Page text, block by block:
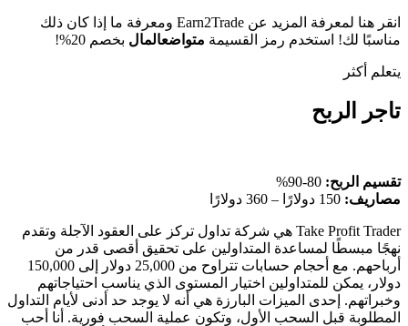
انقر هنا لمعرفة المزيد عن Earn2Trade ومعرفة ما إذا كان ذلك
مناسبًا لك! استخدم رمز القسيمة متواضعالمال بخصم 20%!
يتعلم أكثر
تاجر الربح
تقسيم الربح:
مصاريف:
Take Profit Trader هي شركة تداول تركز على العقود الآجلة وتقدم
نهجًا مبسطًا لمساعدة المتداولين على تحقيق أقصى قدر من
أرباحهم. مع أحجام حسابات تتراوح من 25,000 دولار إلى 150,000
دولار، يمكن للمتداولين اختيار المستوى الذي يناسب احتياجاتهم
وخبراتهم. إحدى الميزات البارزة هي أنه لا يوجد حد أدنى لأيام التداول
المطلوبة قبل السحب الأول، وتكون عملية السحب فورية. أنا أحب